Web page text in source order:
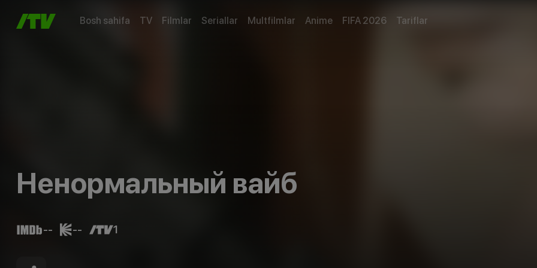
Bosh sahifa TV Filmlar Seriallar Multfilmlar Anime FIFA 2026 Tariflar
Ненормальный вайб
-- -- 1